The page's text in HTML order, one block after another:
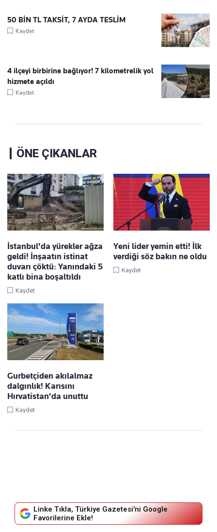
50 BİN TL TAKSİT, 7 AYDA TESLİM
Kaydet
4 ilçeyi birbirine bağlıyor! 7 kilometrelik yol
hizmete açıldı
Kaydet
ÖNE ÇIKANLAR
İstanbul'da yürekler ağza
geldi! İnşaatın istinat
duvarı çöktü: Yanındaki 5
katlı bina boşaltıldı
Kaydet
Yeni lider yemin etti! İlk
verdiği söz bakın ne oldu
Kaydet
Gurbetçiden akılalmaz
dalgınlık! Karısını
Hırvatistan'da unuttu
Kaydet
Linke Tıkla, Türkiye Gazetesi'ni Google
Favorilerine Ekle!